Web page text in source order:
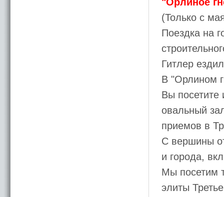
(Только с
Поездка на
Гитлер
В "Орлином
Вы посетите
овальный
приемов в
С вершины
и города,
Мы посетим
элиты